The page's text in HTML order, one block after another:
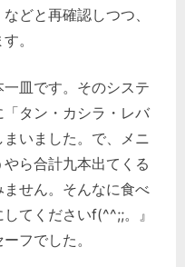
どと再確認しつつ、
。
皿です。そのシステ
タン・カシラ・レバ
いました。で、メニ
ら合計九本出てくる
せん。そんなに食べ
てくださいf(^^;;。』
フでした。